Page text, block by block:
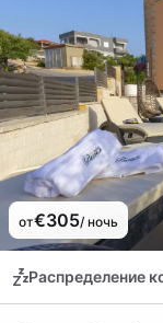
от€305/ ночь
Распределение